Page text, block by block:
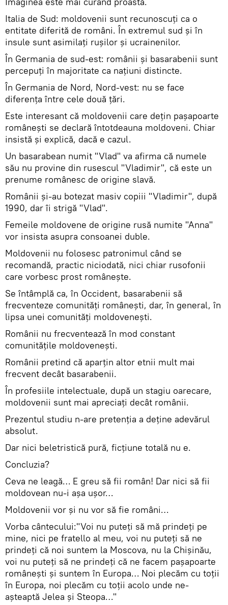
Italia de Sud: moldovenii sunt recunoscuţi ca o
entitate diferită de români. În extremul sud şi în
insule sunt asimilaţi ruşilor şi ucrainenilor.
În Germania de sud-est: românii şi basarabenii sunt
percepuţi în majoritate ca naţiuni distincte.
În Germania de Nord, Nord-vest: nu se face
diferenţa între cele două ţări.
Este interesant că moldovenii care deţin paşapoarte
româneşti se declară întotdeauna moldoveni. Chiar
insistă şi explică, dacă e cazul.
Un basarabean numit "Vlad" va afirma că numele
său nu provine din rusescul "Vladimir", că este un
prenume românesc de origine slavă.
Românii şi-au botezat masiv copiii "Vladimir", după
1990, dar îi strigă "Vlad".
Femeile moldovene de origine rusă numite "Anna"
vor insista asupra consoanei duble.
Moldovenii nu folosesc patronimul când se
recomandă, practic niciodată, nici chiar rusofonii
care vorbesc prost româneşte.
Se întâmplă ca, în Occident, basarabenii să
frecventeze comunităţi româneşti, dar, în general, în
lipsa unei comunităţi moldoveneşti.
Românii nu frecventează în mod constant
comunităţile moldoveneşti.
Românii pretind că aparţin altor etnii mult mai
frecvent decât basarabenii.
În profesiile intelectuale, după un stagiu oarecare,
moldovenii sunt mai apreciaţi decât românii.
Prezentul studiu n-are pretenţia a deţine adevărul
absolut.
Dar nici beletristică pură, ficţiune totală nu e.
Concluzia?
Ceva ne leagă… E greu să fii român! Dar nici să fii
moldovean nu-i aşa uşor…
Moldovenii vor şi nu vor să fie români…
Vorba cântecului:"Voi nu puteţi să mă prindeţi pe
mine, nici pe fratello al meu, voi nu puteţi să ne
prindeţi că noi suntem la Moscova, nu la Chişinău,
voi nu puteţi să ne prindeţi că ne facem paşapoarte
româneşti şi suntem în Europa… Noi plecăm cu toţii
în Europa, noi plecăm cu toţii acolo unde ne-
aşteaptă Jelea şi Steopa…"